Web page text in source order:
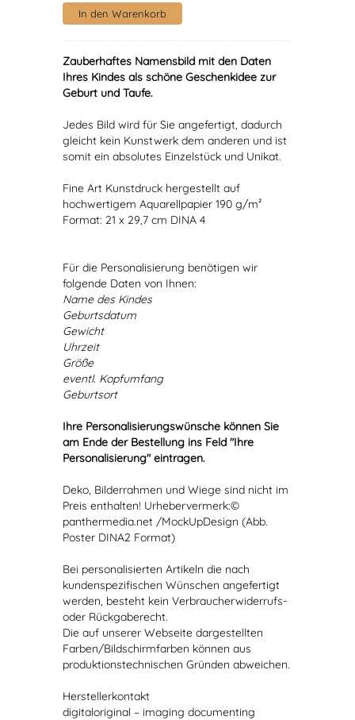
Zauberhaftes Namensbild mit den Daten
Ihres Kindes als schöne Geschenkidee zur
Geburt und Taufe.
Jedes Bild wird für Sie angefertigt, dadurch
gleicht kein Kunstwerk dem anderen und ist
somit ein absolutes Einzelstück und Unikat.
Fine Art Kunstdruck hergestellt auf
hochwertigem Aquarellpapier 190 g/m²
Format: 21 x 29,7 cm DINA 4
Für die Personalisierung benötigen wir
folgende Daten von Ihnen:
Name des Kindes
Geburtsdatum
Gewicht
Uhrzeit
Größe
eventl. Kopfumfang
Geburtsort
Ihre Personalisierungswünsche können Sie
am Ende der Bestellung ins Feld "Ihre
Personalisierung" eintragen.
Deko, Bilderrahmen und Wiege sind nicht im
Preis enthalten! Urhebervermerk:©
panthermedia.net /MockUpDesign (Abb.
Poster DINA2 Format)
Bei personalisierten Artikeln die nach
kundenspezifischen Wünschen angefertigt
werden, besteht kein Verbraucherwiderrufs-
oder Rückgaberecht.
Die auf unserer Webseite dargestellten
Farben/Bildschirmfarben können aus
produktionstechnischen Gründen abweichen.
Herstellerkontakt
digitaloriginal – imaging documenting